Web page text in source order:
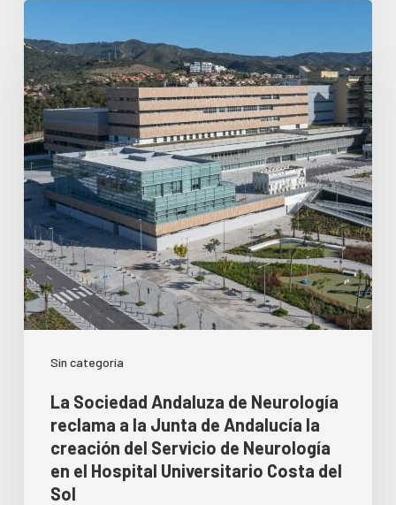
Sin categoría
La Sociedad Andaluza de Neurología
reclama a la Junta de Andalucía la
creación del Servicio de Neurología
en el Hospital Universitario Costa del
Sol